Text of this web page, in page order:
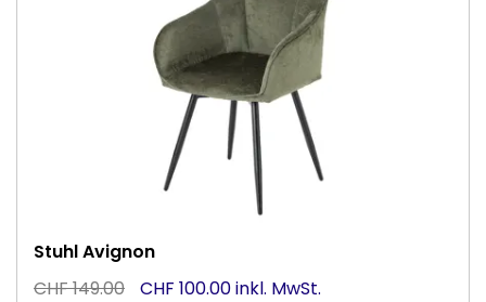
Stuhl Avignon
CHF 149.00
CHF 100.00 inkl. MwSt.